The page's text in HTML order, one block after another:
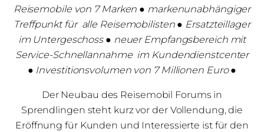
Reisemobile von 7 Marken ● markenunabhängiger
Treffpunkt für alle Reisemobilisten ● Ersatzteillager
im Untergeschoss ● neuer Empfangsbereich mit
Service-Schnellannahme im Kundendienstcenter
● Investitionsvolumen von 7 Millionen Euro ●
Der Neubau des Reisemobil Forums in
Sprendlingen steht kurz vor der Vollendung, die
Eröffnung für Kunden und Interessierte ist für den